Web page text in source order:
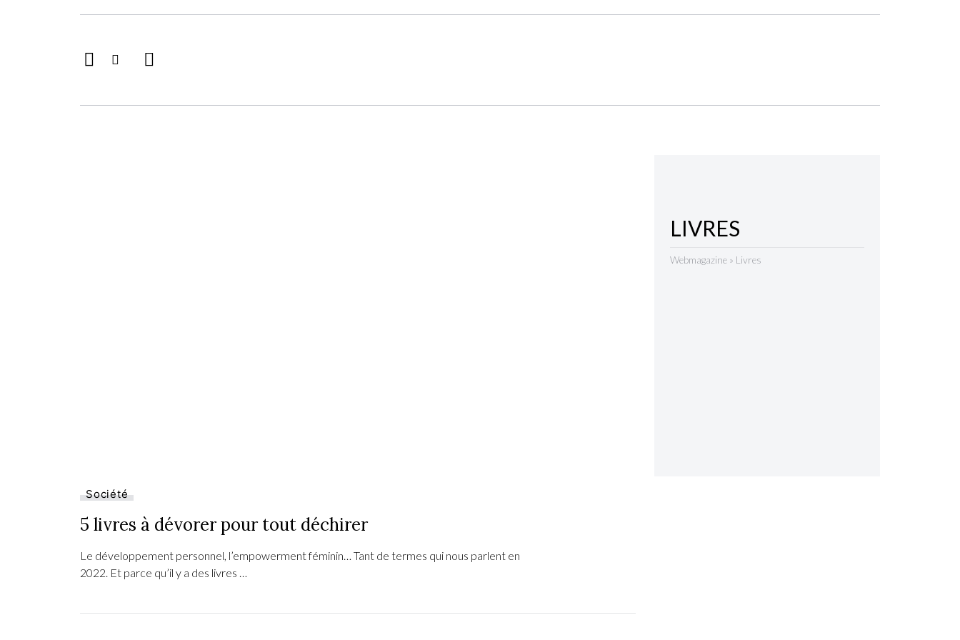
Société
5 livres à dévorer pour tout déchirer
Le développement personnel, l’empowerment féminin… Tant de termes qui nous parlent en
2022. Et parce qu’il y a des livres …
LIVRES
Webmagazine » Livres